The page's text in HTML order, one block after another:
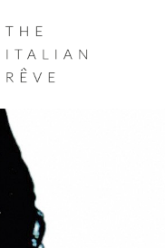
ITALIAN
RÊVE